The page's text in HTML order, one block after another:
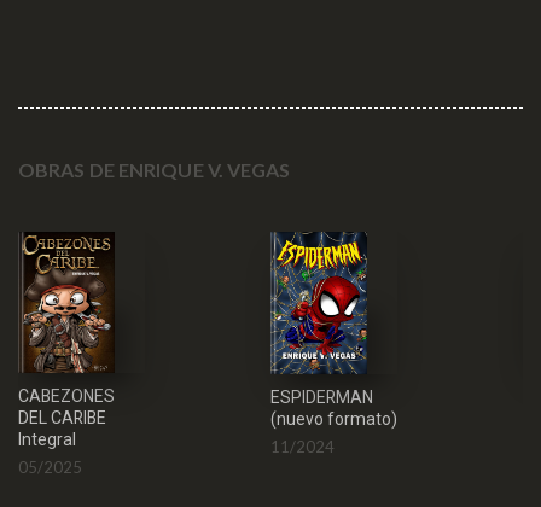
OBRAS DE ENRIQUE V. VEGAS
CABEZONES
DEL CARIBE
Integral
05/2025
ESPIDERMAN
(nuevo formato)
11/2024